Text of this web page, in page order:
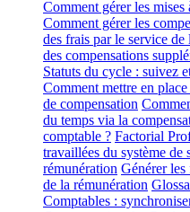
Comment gérer les
Comment gérer les
des frais par le service de
des compensations
Statuts du cycle : suivez
Comment mettre en
de compensation
du temps via la
comptable ? Factorial
travaillées du système de
rémunération Générer
de la rémunération
Comptables :